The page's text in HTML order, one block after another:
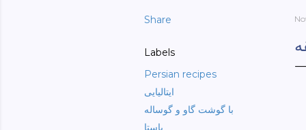
Share
Labels
Persian recipes
ایتالیایی
با گوشت گاو و گوساله
پاستا